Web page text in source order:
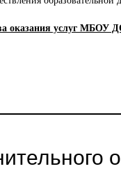
оказания услуг